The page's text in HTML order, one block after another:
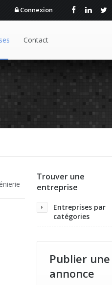
Connexion
Contact
Trouver une
entreprise
Entreprises par
catégories
Publier une
annonce